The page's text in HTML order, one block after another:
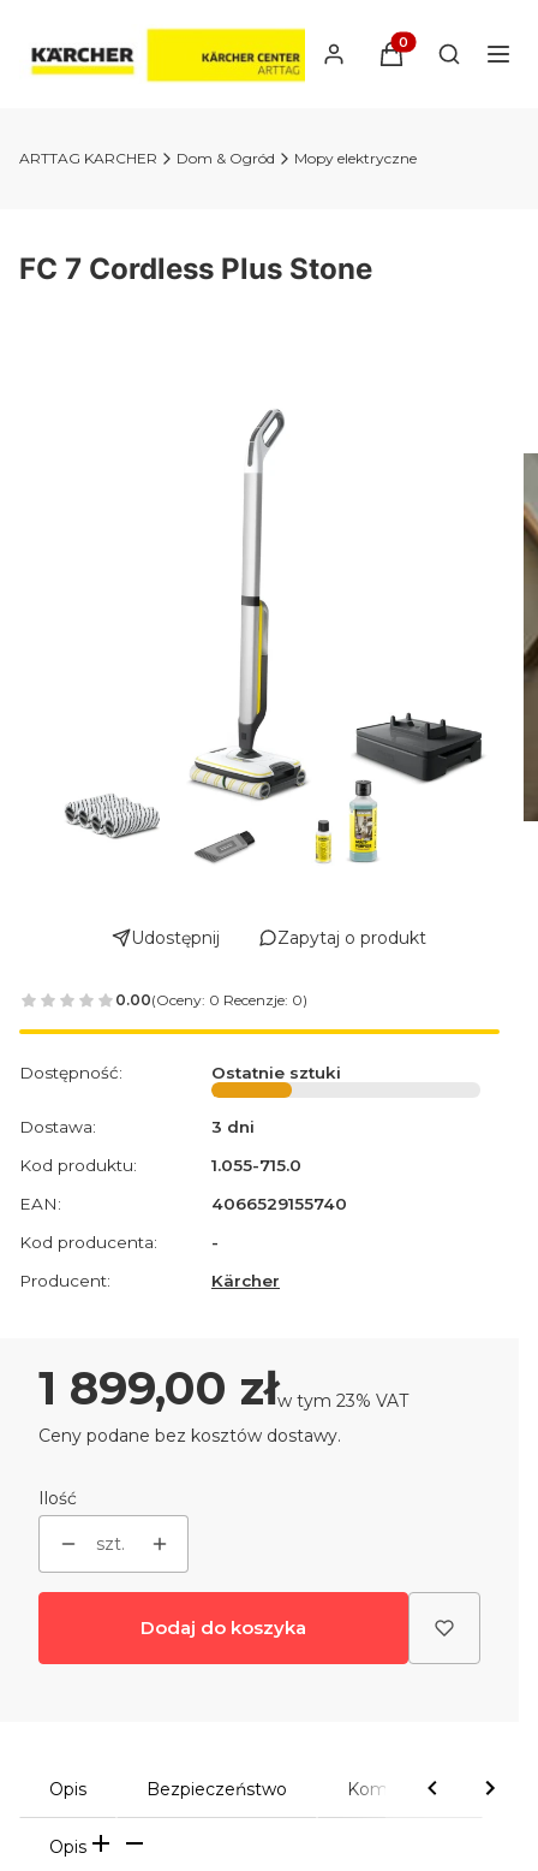
Produkty w
Otwórz
ARTTAG KARCHER Dom & Ogród Mopy elektryczne
FC 7 Cordless Plus Stone
Udostępnij Zapytaj o produkt
0.00(Oceny: 0 Recenzje: 0)
Dostępność: Ostatnie sztuki
Dostawa:
3 dni
Kod produktu:
1.055-715.0
EAN:
4066529155740
Kod producenta:
-
Producent:
Kärcher
Cena
1 899,00 złw tym 23% VAT
w tym 23% VAT
Ceny podane bez kosztów dostawy.
Ilość
szt.
Dodaj do koszyka
Opis Bezpieczeństwo Komentarze
Opis